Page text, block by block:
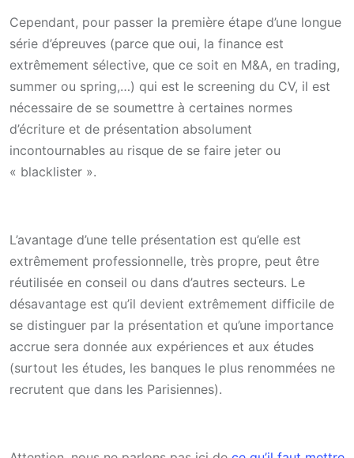
Cependant, pour passer la première étape d’une longue
série d’épreuves (parce que oui, la finance est
extrêmement sélective, que ce soit en M&A, en trading,
summer ou spring,…) qui est le screening du CV, il est
nécessaire de se soumettre à certaines normes
d’écriture et de présentation absolument
incontournables au risque de se faire jeter ou
« blacklister ».
L’avantage d’une telle présentation est qu’elle est
extrêmement professionnelle, très propre, peut être
réutilisée en conseil ou dans d’autres secteurs. Le
désavantage est qu’il devient extrêmement difficile de
se distinguer par la présentation et qu’une importance
accrue sera donnée aux expériences et aux études
(surtout les études, les banques le plus renommées ne
recrutent que dans les Parisiennes).